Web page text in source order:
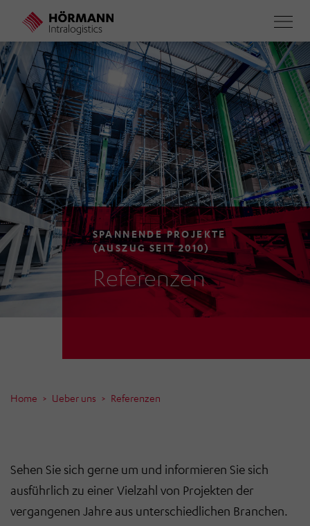
Direkt
Inhalt
SPANNENDE PROJEKTE
(AUSZUG SEIT 2010)
Referenzen
Home Ueber uns Referenzen
Sehen Sie sich gerne um und informieren Sie sich
ausführlich zu einer Vielzahl von Projekten der
vergangenen Jahre aus unterschiedlichen Branchen.